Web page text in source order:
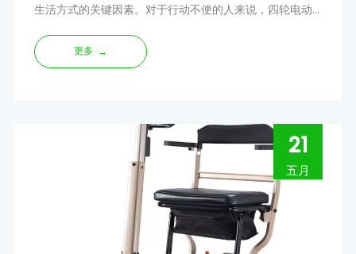
生活方式的关键因素。对于行动不便的人来说，四轮电动
性和便利性，彻底改变了
更多 →
21
五月